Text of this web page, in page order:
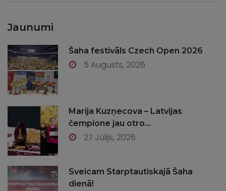
Jaunumi
Šaha festivāls Czech Open 2026
5 Augusts, 2026
Marija Kuzņecova – Latvijas
čempione jau otro...
27 Jūlijs, 2026
Sveicam Starptautiskajā Šaha
dienā!